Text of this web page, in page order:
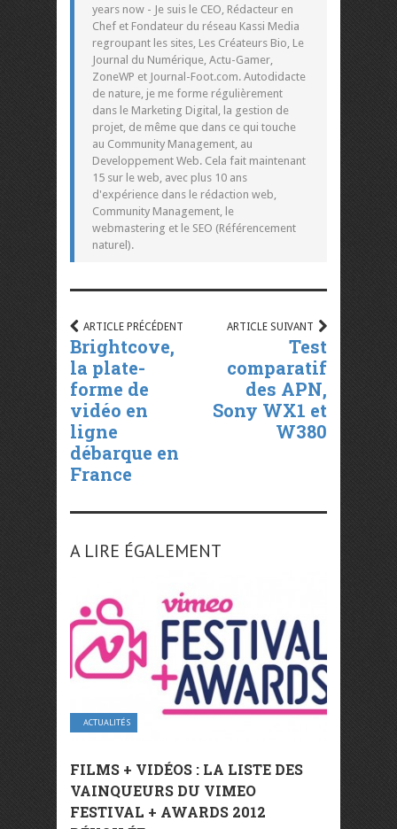
years now - Je suis le CEO, Rédacteur en
Chef et Fondateur du réseau Kassi Media
regroupant les sites, Les Créateurs Bio, Le
Journal du Numérique, Actu-Gamer,
ZoneWP et Journal-Foot.com. Autodidacte
de nature, je me forme régulièrement
dans le Marketing Digital, la gestion de
projet, de même que dans ce qui touche
au Community Management, au
Developpement Web. Cela fait maintenant
15 sur le web, avec plus 10 ans
d'expérience dans le rédaction web,
Community Management, le
webmastering et le SEO (Référencement
naturel).
ARTICLE PRÉCÉDENT
Brightcove,
la plate-
forme de
vidéo en
ligne
débarque en
France
ARTICLE SUIVANT
Test
comparatif
des APN,
Sony WX1 et
W380
A LIRE ÉGALEMENT
ACTUALITÉS
FILMS + VIDÉOS : LA LISTE DES
VAINQUEURS DU VIMEO
FESTIVAL + AWARDS 2012